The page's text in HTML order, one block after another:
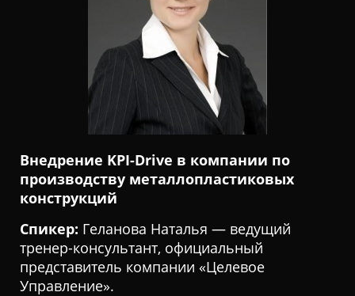
Внедрение KPI-Drive в компании по
производству металлопластиковых
конструкций
Спикер: Геланова Наталья — ведущий
тренер-консультант, официальный
представитель компании «Целевое
Управление».